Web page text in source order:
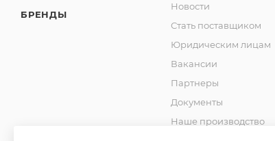
БРЕНДЫ
Новости
Стать поставщиком
Юридическим лицам
Вакансии
Партнеры
Документы
Наше производство